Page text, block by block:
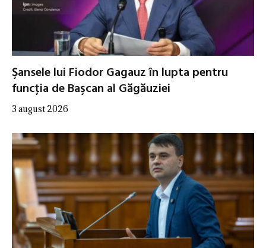
Şansele lui Fiodor Gagauz în lupta pentru
funcţia de Başcan al Găgăuziei
3 august 2026